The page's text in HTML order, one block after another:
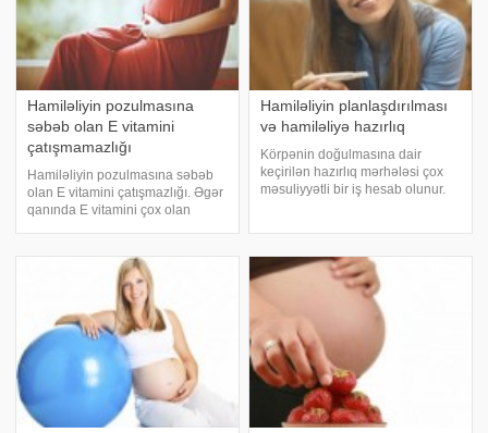
Hamiləliyin pozulmasına
səbəb olan E vitamini
çatışmamazlığı
Hamiləliyin pozulmasına səbəb
olan E vitamini çatışmazlığı. Əgər
qanında E vitamini çox olan
olan hamilə qadının 10 faizi uşaq
düşürür. Yeni araşdırmaların
Hamiləliyin planlaşdırılması
və hamiləliyə hazırlıq
Körpənin doğulmasına dair
keçirilən hazırlıq mərhələsi çox
məsuliyyətli bir iş hesab olunur.
yaranmaması naminə, ilk
öncədən hamiləliyə hazırli